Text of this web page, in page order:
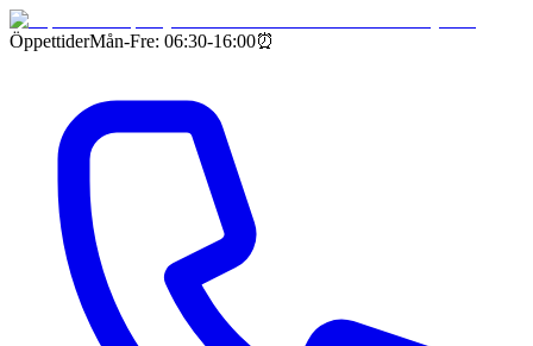
ÖppettiderMån-Fre: 06:30-16:00⏰